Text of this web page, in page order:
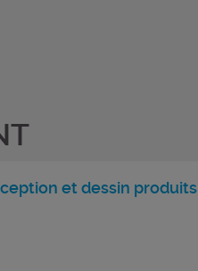
et dessin produits